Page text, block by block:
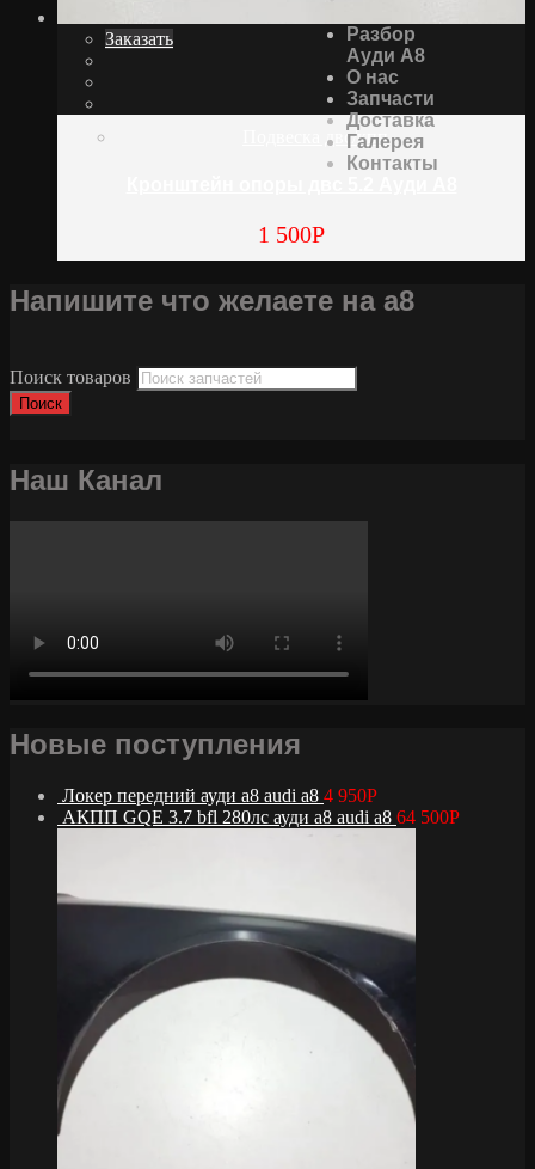
Разбор
Ауди А8
О нас
Запчасти
Доставка
Галерея
Контакты
Заказать
Подвеска двс/кпп
1 500Р
Напишите что желаете на а8
Поиск товаров
Поиск
Наш Канал
Новые поступления
Локер передний ауди а8 audi a8 4 950Р
АКПП GQE 3.7 bfl 280лс ауди а8 audi a8 64 500Р